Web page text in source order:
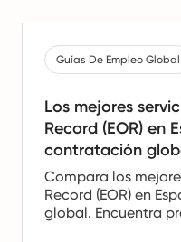
Guías De Empleo Global
Los mejores
Record (EOR) en
contratación
Compara los
Record (EOR) en
global. Encuentra